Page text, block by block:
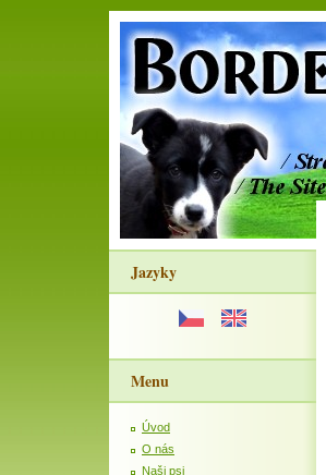
Jazyky
Menu
Úvod
O nás
Naši psi